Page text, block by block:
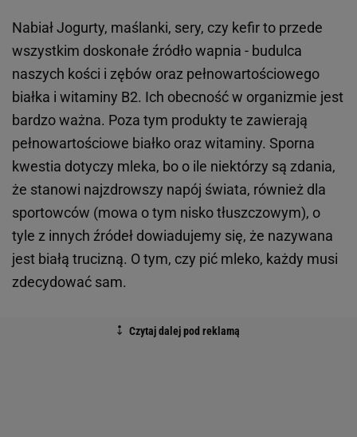
Nabiał Jogurty, maślanki, sery, czy kefir to przede
wszystkim doskonałe źródło wapnia - budulca
naszych kości i zębów oraz pełnowartościowego
białka i witaminy B2. Ich obecność w organizmie jest
bardzo ważna. Poza tym produkty te zawierają
pełnowartościowe białko oraz witaminy. Sporna
kwestia dotyczy mleka, bo o ile niektórzy są zdania,
że stanowi najzdrowszy napój świata, również dla
sportowców (mowa o tym nisko tłuszczowym), o
tyle z innych źródeł dowiadujemy się, że nazywana
jest białą trucizną. O tym, czy pić mleko, każdy musi
zdecydować sam.